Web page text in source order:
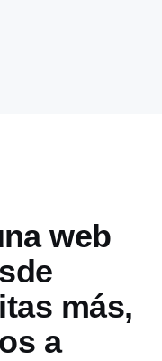
web
más,
a